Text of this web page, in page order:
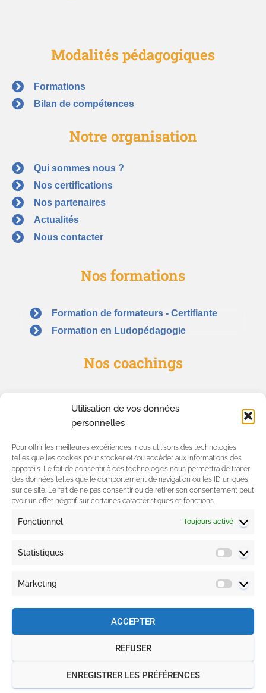
Utilisation de vos données
personnelles
Pour offrir les meilleures expériences, nous utilisons des technologies
telles que les cookies pour stocker et/ou accéder aux informations des
appareils. Le fait de consentir à ces technologies nous permettra de traiter
des données telles que le comportement de navigation ou les ID uniques
sur ce site. Le fait de ne pas consentir ou de retirer son consentement peut
avoir un effet négatif sur certaines caractéristiques et fonctions.
Fonctionnel Toujours activé
Statistiques
Marketing
ACCEPTER
REFUSER
ENREGISTRER LES PRÉFÉRENCES
Modalités pédagogiques
Formations
Bilan de compétences
Notre organisation
Qui sommes nous ?
Nos certifications
Nos partenaires
Actualités
Nous contacter
Nos formations
Formation de formateurs - Certifiante
Formation en Ludopédagogie
Nos coachings
Bilan de compétences
Contactez-nous
réservés